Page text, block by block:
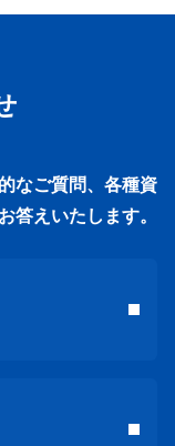
なご質問、各種資
答えいたします。